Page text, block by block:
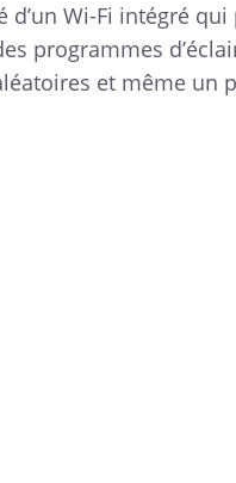
d’un Wi-Fi intégré
programmes
et même